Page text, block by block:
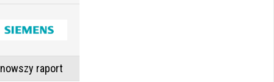
raport